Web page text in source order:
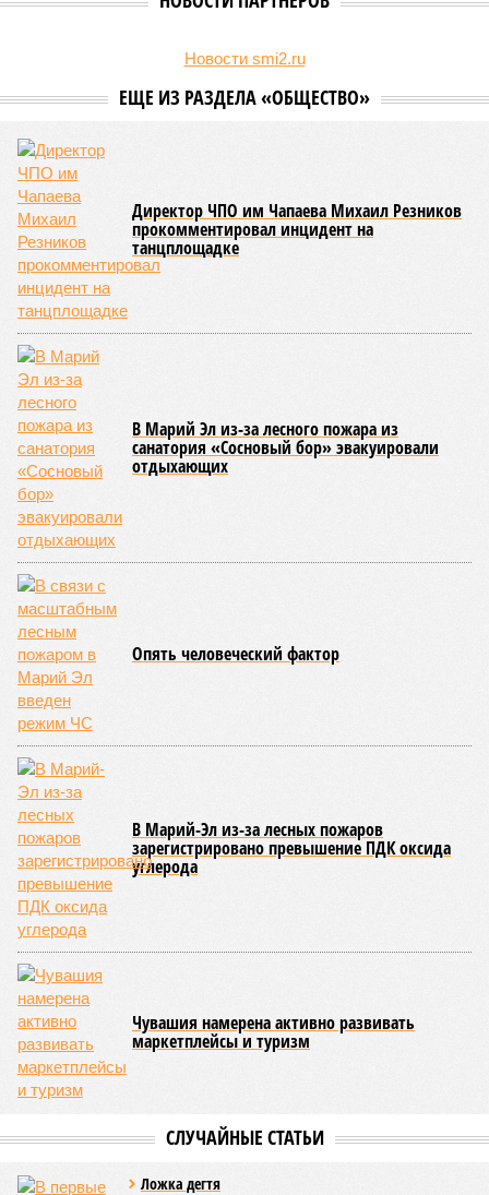
дисциплины в качестве приоритетной, но также утвердили
ведомственных знаков отличия, закрепив
атрибутов на уровне правительства субъекта. Согласно
обнародованным материалам, введены удостоверения и
нагрудные знаки мастера спорта Чувашии международного
класса по керешу, а также мастера спорта Чувашии.
Параллельно с этим разработана полная разрядная сетка
по керешу, охватывающая все ступени от третьего
юношеского разряда до уровня кандидата в мастера
спорта. Такая структура призвана обеспечить системность
в подготовке юных атлетов и создать чёткие ориентиры
для последовательного повышения их квалификации.
Керешу представляет собой традиционное единоборство,
уходящее корнями в культуру чувашского народа. Схватка
проходит следующим образом: соперники располагаются
лицом друг к другу, при этом через пояс каждого из них
перекинуто специальное матерчатое полотенце;
удерживаясь за этот элемент экипировки, борцы вступают
в противоборство, основная задача которого заключается в
том, чтобы опрокинуть противника.
Современная версия чувашской национальной борьбы
была создана в 1990-х годах. С того периода дисциплина
переживает этап активного возрождения, сохраняя при
этом неразрывную связь с многовековыми народными
традициями.
В настоящее время керешу демонстрирует рост
популярности. В 2024 году в столице республики, городе
Чебоксары, на базе спортивной школы № 11 состоялось
торжественное открытие Республиканского центра
единоборств «Керешу». площадка имеет все необходимые
условия для полноценной подготовки спортсменов
высокого класса.
В том же году был проведён первый официальный
чемпионат по керешу, участие в котором приняли
сильнейшие борцы со всех районов Чувашии; турнир
наглядно продемонстрировал динамичный и зрелищный
характер этого вида спорта.
Керешу включён в перечень приоритетных спортивных
дисциплин на территории Чувашской Республики. Кроме
международную арену: оно входило в программу I и II
проводились в Чувашии, что говорит о расширении